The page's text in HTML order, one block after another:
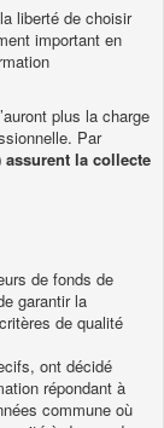
liberté de choisir
important en
plus la charge
Par
assurent la collecte
de fonds de
garantir la
de qualité
ont décidé
répondant à
commune où